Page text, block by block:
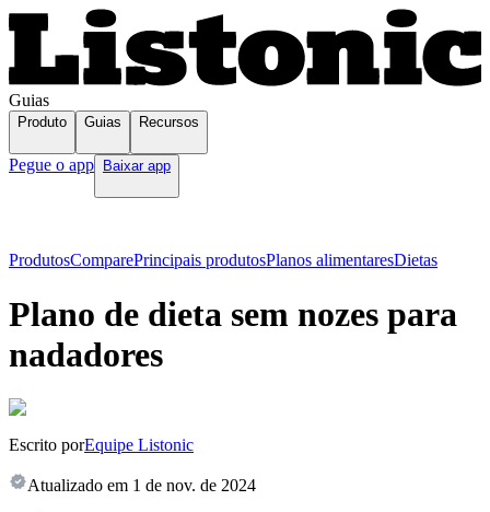
Guias
Produto Guias Recursos
Pegue o app Baixar app
ProdutosComparePrincipais produtosPlanos alimentaresDietas
Plano de dieta sem nozes para
nadadores
Escrito porEquipe Listonic
Atualizado em 1 de nov. de 2024